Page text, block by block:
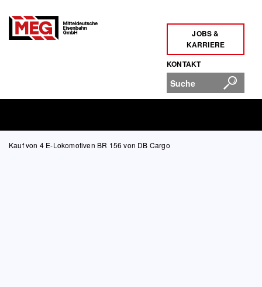
JOBS &
KARRIERE
KONTAKT
Kauf von 4 E-Lokomotiven BR 156 von DB Cargo